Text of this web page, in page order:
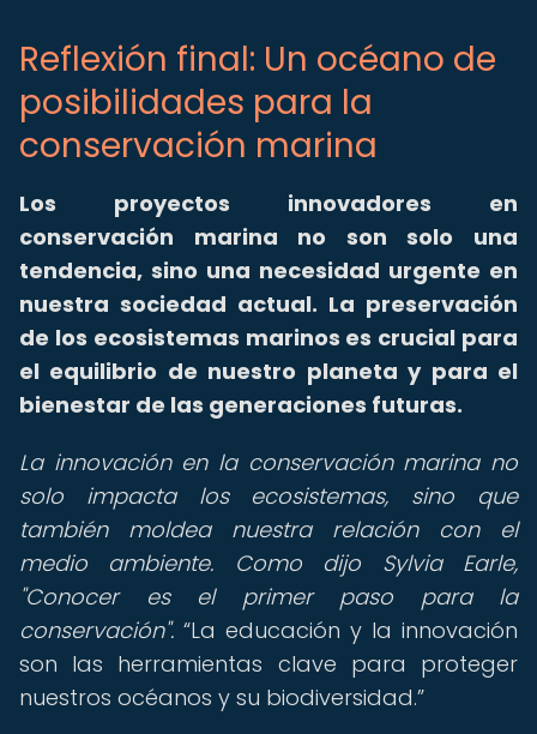
Reflexión final: Un océano de
posibilidades para la
conservación marina
Los proyectos innovadores en
conservación marina no son solo una
tendencia, sino una necesidad urgente en
nuestra sociedad actual. La preservación
de los ecosistemas marinos es crucial para
el equilibrio de nuestro planeta y para el
bienestar de las generaciones futuras.
La innovación en la conservación marina no
solo impacta los ecosistemas, sino que
también moldea nuestra relación con el
medio ambiente. Como dijo Sylvia Earle,
"Conocer es el primer paso para la
conservación". La educación y la innovación
son las herramientas clave para proteger
nuestros océanos y su biodiversidad.